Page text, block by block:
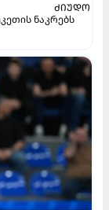
ᲫᲘᲣᲓᲝ
ნაკრებს